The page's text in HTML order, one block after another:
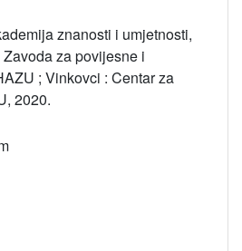
znanosti i umjetnosti,
za povijesne i
; Vinkovci : Centar za
2020.